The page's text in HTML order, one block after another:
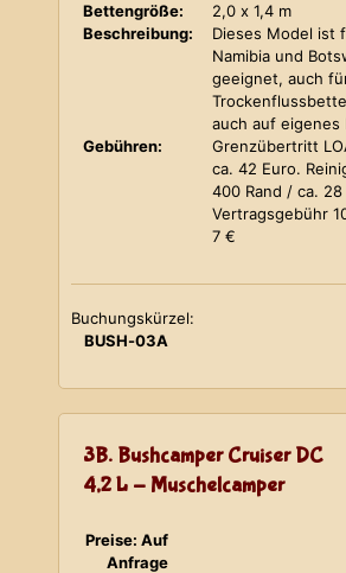
Bettengröße:
2,0 x 1,4 m
Beschreibung:
Dieses Model ist
Namibia und
geeignet, auch
auch auf eigenes
Gebühren:
Grenzübertritt
ca. 42 Euro.
400 Rand / ca.
Vertragsgebühr
7 €
Buchungskürzel:
BUSH-03A
3B. Bushcamper Cruiser DC
4,2 L - Muschelcamper
Preise: Auf
Anfrage